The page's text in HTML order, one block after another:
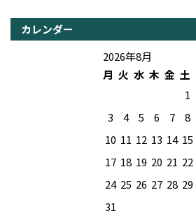
カレンダー
2026年8月
月 火 水 木 金 土
1
3
4 5 6 7 8
10 11 12 13 14 15
17 18 19 20 21 22
24 25 26 27 28 29
31